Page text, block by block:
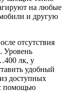
на любые
и другую
отсутствия
Уровень
лк, у
удобный
доступных
помощью